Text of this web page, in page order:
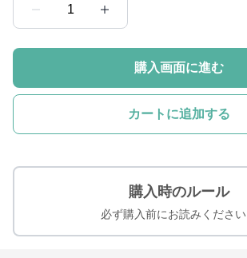
1
購入画面に進む
カートに追加する
購入時のルール
必ず購入前にお読みください